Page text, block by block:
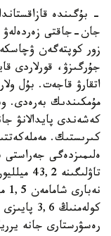
- بۇگىندە
جان-جاقتى زەردەلەۋ
زور كوپتەگەن
جۇرگىزۋ، قورلاردى
اتقارۋ قاجەت. بۇل
مۇمكىندىك بەرەدى.
كەشەندى پايدالانۋ
كىرىستىك.
ەلىمىزدەگى جەراستى
رەسۋرستارى جانە